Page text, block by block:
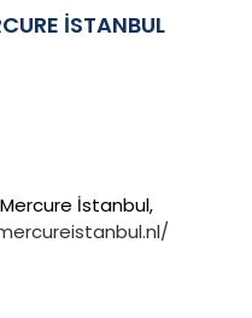
İSTANBUL
İstanbul,